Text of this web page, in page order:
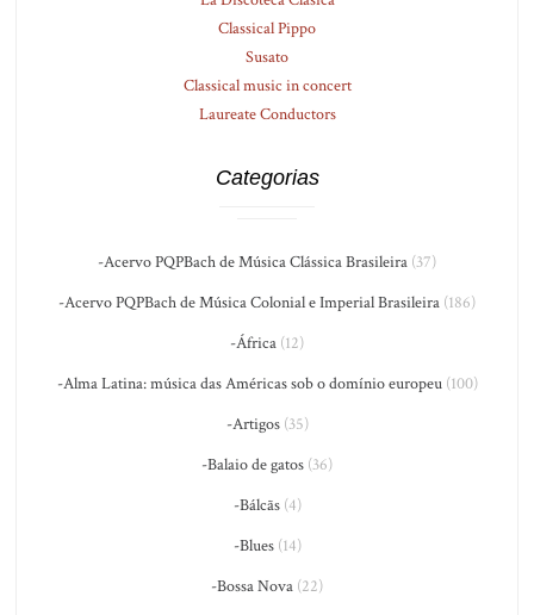
Classical Pippo
Susato
Classical music in concert
Laureate Conductors
Categorias
-Acervo PQPBach de Música Clássica Brasileira (37)
-Acervo PQPBach de Música Colonial e Imperial Brasileira (186)
-África (12)
-Alma Latina: música das Américas sob o domínio europeu(100)
-Artigos(35)
-Balaio de gatos (36)
-Bálcãs(4)
-Blues(14)
-Bossa Nova (22)